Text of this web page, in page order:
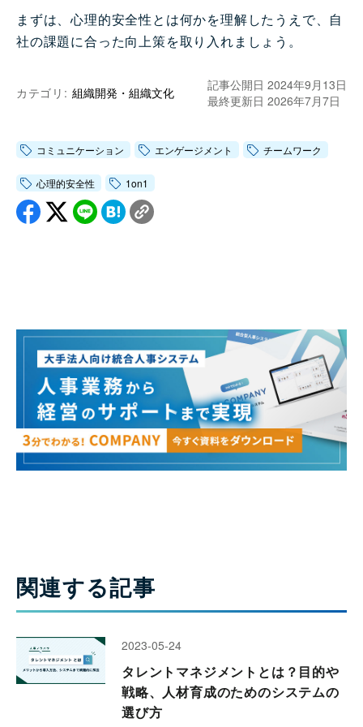
まずは、心理的安全性とは何かを理解したうえで、自
社の課題に合った向上策を取り入れましょう。
カテゴリ: 組織開発・組織文化
記事公開日 2024年9月13日
最終更新日 2026年7月7日
コミュニケーション エンゲージメント チームワーク
心理的安全性 1on1
関連する記事
2023-05-24
タレントマネジメントとは？目的や
戦略、人材育成のためのシステムの
選び方